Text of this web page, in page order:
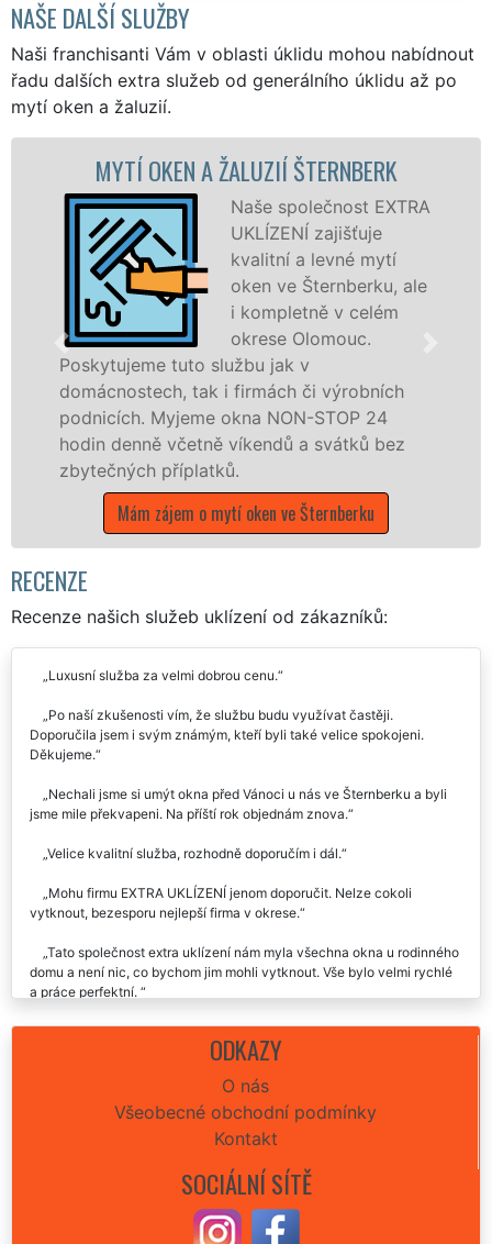
NAŠE DALŠÍ SLUŽBY
Naši franchisanti Vám v oblasti úklidu mohou nabídnout
řadu dalších extra služeb od generálního úklidu až po
mytí oken a žaluzií.
A ŽALUZIÍ ŠTERNBERK
Naše společnost EXTRA
UKLÍZENÍ zajišťuje
kvalitní a levné mytí
oken ve Šternberku, ale
i kompletně v celém
okrese Olomouc.
službu jak v
i firmách či výrobních
okna NON-STOP 24
víkendů a svátků bez
o mytí oken ve Šternberku
MYTÍ
dřevěná okna a
kompletní a
okrese Olomouc
UKLÍZENÍ, a to i
státních svátků.
RECENZE
Luxusní služba za velmi dobrou cenu.
Po naší zkušenosti vím, že službu budu využívat častěji.
Doporučila jsem i svým známým, kteří byli také velice spokojeni.
jsme mile překvapeni. Na příští rok objednám znova.
Mohu firmu EXTRA UKLÍZENÍ jenom doporučit. Nelze cokoli
vytknout, bezesporu nejlepší firma v okrese.
domu a není nic, co bychom jim mohli vytknout. Vše bylo velmi rychlé
ve Šternberku jsme si nechali umýt všechna okna v našem bytě a
jsme za to rádi, příště už jen tahle supr firma.
Využili jsme služby této společnosti ve Šternberku a můžeme jen a
Parádní služba za solidní cenu.
ODKAZY
O nás
Všeobecné obchodní podmínky
Kontakt